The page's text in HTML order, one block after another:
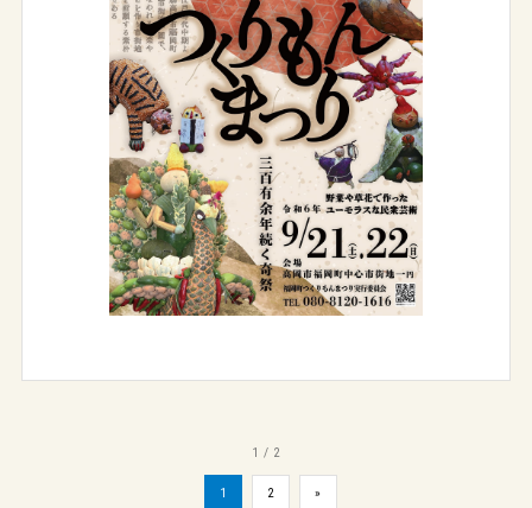
1 / 2
1 2 »